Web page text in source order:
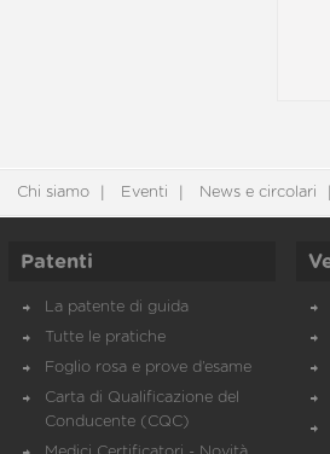
Chi siamo Eventi News e circolari
Patenti
La patente di guida
Tutte le pratiche
Foglio rosa e prove d’esame
Carta di Qualificazione del
Conducente (CQC)